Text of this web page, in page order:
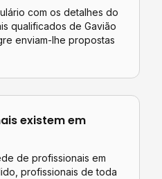
com os detalhes do
qualificados de Gavião
enviam-lhe propostas
existem em
de profissionais em
profissionais de toda